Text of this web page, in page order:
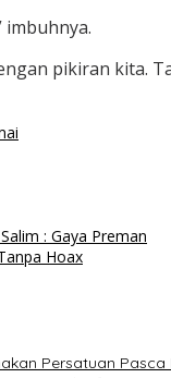
imbuhnya.
pikiran kita.
: Gaya Preman
Hoax
Persatuan Pasca